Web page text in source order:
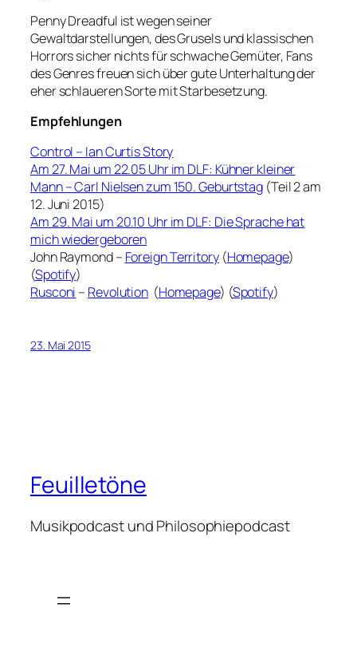
Penny Dreadful ist wegen seiner
Gewaltdarstellungen, des Grusels und klassischen
Horrors sicher nichts für schwache Gemüter, Fans
des Genres freuen sich über gute Unterhaltung der
eher schlaueren Sorte mit Starbesetzung.
Empfehlungen
Control – Ian Curtis Story
Am 27. Mai um 22.05 Uhr im DLF: Kühner kleiner
Mann – Carl Nielsen zum 150. Geburtstag (Teil 2 am
12. Juni 2015)
Am 29. Mai um 20.10 Uhr im DLF: Die Sprache hat
mich wiedergeboren
John Raymond – Foreign Territory(Homepage)
(Spotify)
Rusconi – Revolution (Homepage) (Spotify)
23. Mai 2015
Feuilletöne
Musikpodcast und Philosophiepodcast